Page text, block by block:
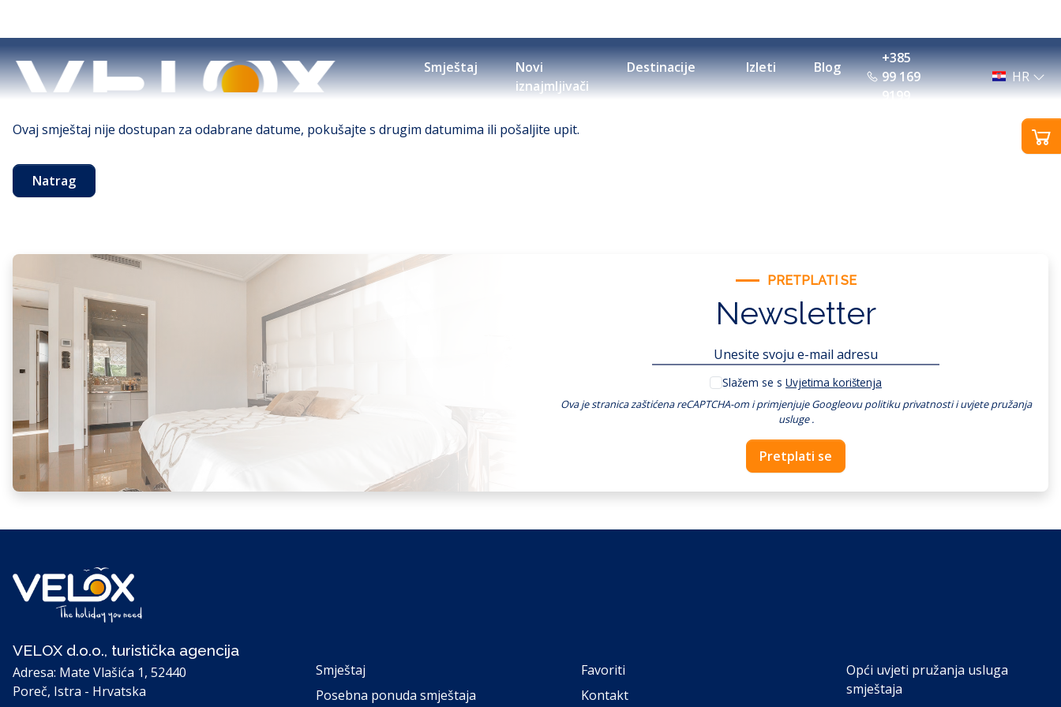
Smještaj
Novi
iznajmljivači
Destinacije Izleti Blog
+385
99 169
9199
HR
Ovaj smještaj nije dostupan za odabrane datume, pokušajte s drugim datumima ili pošaljite upit.
Natrag
PRETPLATI SE
Newsletter
Slažem se s Uvjetima korištenja
Ova je stranica zaštićena reCAPTCHA-om i primjenjujeGoogleovu politiku privatnostiiuvjete pružanja
usluge.
Pretplati se
VELOX d.o.o., turistička agencija
Adresa: Mate Vlašića 1, 52440
Poreč, Istra - Hrvatska
Smještaj
Posebna ponuda smještaja
Favoriti
Kontakt
Opći uvjeti pružanja usluga
smještaja